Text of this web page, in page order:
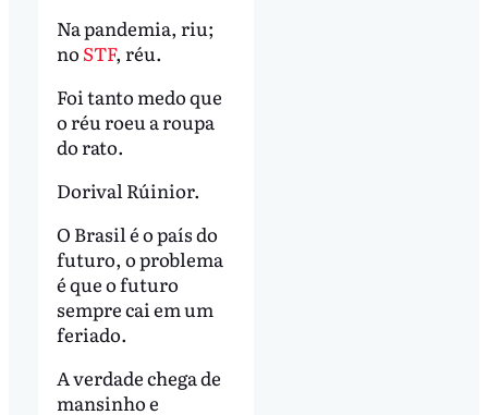
Na pandemia, riu;
no STF, réu.
Foi tanto medo que
o réu roeu a roupa
do rato.
Dorival Rúinior.
O Brasil é o país do
futuro, o problema
é que o futuro
sempre cai em um
feriado.
A verdade chega de
mansinho e